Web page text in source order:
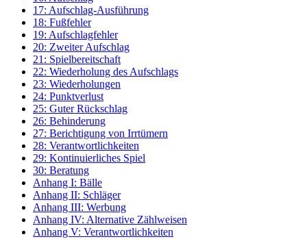
17: Aufschlag-Ausführung
18: Fußfehler
19: Aufschlagfehler
20: Zweiter Aufschlag
21: Spielbereitschaft
22: Wiederholung des Aufschlags
23: Wiederholungen
24: Punktverlust
25: Guter Rückschlag
26: Behinderung
27: Berichtigung von Irrtümern
28: Verantwortlichkeiten
29: Kontinuierliches Spiel
30: Beratung
Anhang I: Bälle
Anhang II: Schläger
Anhang III: Werbung
Anhang IV: Alternative Zählweisen
Anhang V: Verantwortlichkeiten